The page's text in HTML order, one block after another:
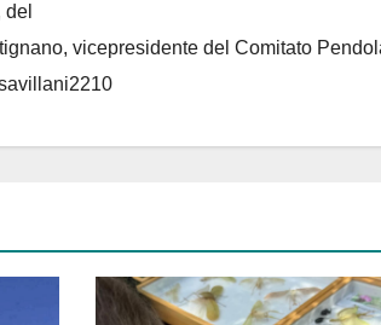
del
, vicepresidente del Comitato